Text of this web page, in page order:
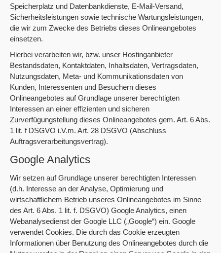
Speicherplatz und Datenbankdienste, E-Mail-Versand,
Sicherheitsleistungen sowie technische Wartungsleistungen,
die wir zum Zwecke des Betriebs dieses Onlineangebotes
einsetzen.
Hierbei verarbeiten wir, bzw. unser Hostinganbieter
Bestandsdaten, Kontaktdaten, Inhaltsdaten, Vertragsdaten,
Nutzungsdaten, Meta- und Kommunikationsdaten von
Kunden, Interessenten und Besuchern dieses
Onlineangebotes auf Grundlage unserer berechtigten
Interessen an einer effizienten und sicheren
Zurverfügungstellung dieses Onlineangebotes gem. Art. 6 Abs.
1 lit. f DSGVO i.V.m. Art. 28 DSGVO (Abschluss
Auftragsverarbeitungsvertrag).
Google Analytics
Wir setzen auf Grundlage unserer berechtigten Interessen
(d.h. Interesse an der Analyse, Optimierung und
wirtschaftlichem Betrieb unseres Onlineangebotes im Sinne
des Art. 6 Abs. 1 lit. f. DSGVO) Google Analytics, einen
Webanalysedienst der Google LLC („Google“) ein. Google
verwendet Cookies. Die durch das Cookie erzeugten
Informationen über Benutzung des Onlineangebotes durch die